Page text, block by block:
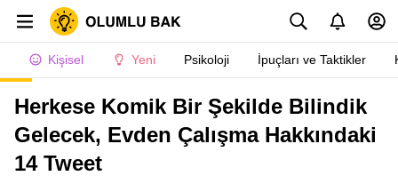
Kişisel Yeni Psikoloji İpuçları ve Taktikler
Herkese Komik Bir Şekilde Bilindik
Gelecek, Evden Çalışma Hakkındaki
14 Tweet